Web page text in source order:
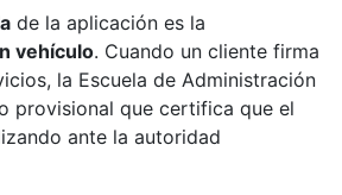
de la aplicación es la
vehículo. Cuando un cliente firma
la Escuela de Administración
provisional que certifica que el
ante la autoridad